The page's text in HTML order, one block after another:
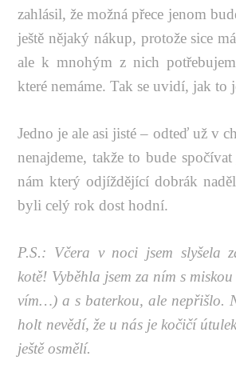
zahlásil, že možná přece jenom
ještě nějaký nákup, protože sice
ale k mnohým z nich
které nemáme. Tak se uvidí, jak to
Jedno je ale asi jisté – odteď už v
nenajdeme, takže to bude
nám který odjíždějící dobrák
byli celý rok dost hodní.
P.S.: Včera v noci jsem slyšela
kotě! Vyběhla jsem za ním s
vím…) a s baterkou, ale nepřišlo.
holt nevědí, že u nás je kočičí
ještě osmělí.